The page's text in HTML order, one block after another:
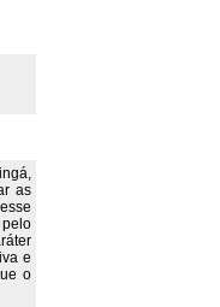
as
e
o